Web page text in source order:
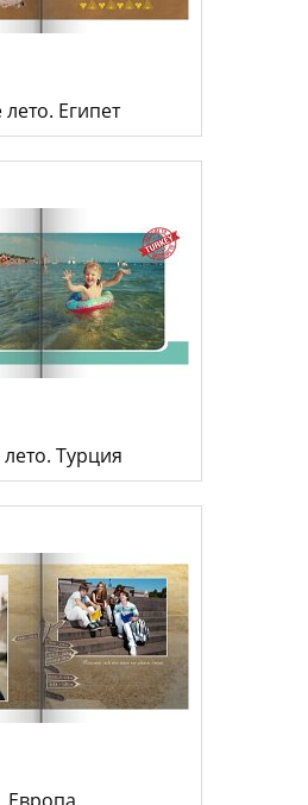
Египет
Турция